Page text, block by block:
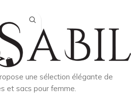
une sélection élégante de
et sacs pour femme.